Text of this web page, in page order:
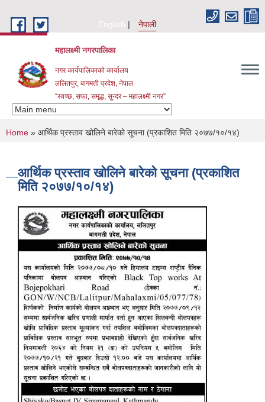
English
नेपाली
महालक्ष्मी नगरपालिका
नगर कार्यपालिकाको कार्यालय
ललितपुर, बागमती प्रदेश, नेपाल
“स्वच्छ, सफा, समृद्ध, सुन्दर – महालक्ष्मी नगर”
You are here
Home » आर्थिक प्रस्ताव खोलिने बारेको सूचना (प्रकाशित मिति २०७७/१०/१४)
आर्थिक प्रस्ताव खोलिने बारेको सूचना (प्रकाशित
मिति २०७७/१०/१४)